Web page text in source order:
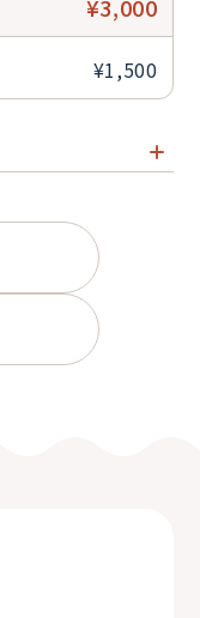
¥3,000
¥1,500